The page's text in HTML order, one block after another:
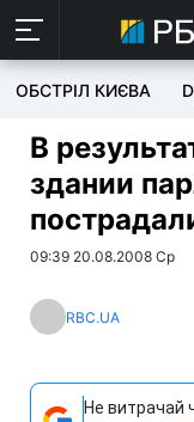
ОБСТРІЛ КИЄВА
В
здании
09:39 20.08.2008 Ср
RBC.UA
Не витрачай